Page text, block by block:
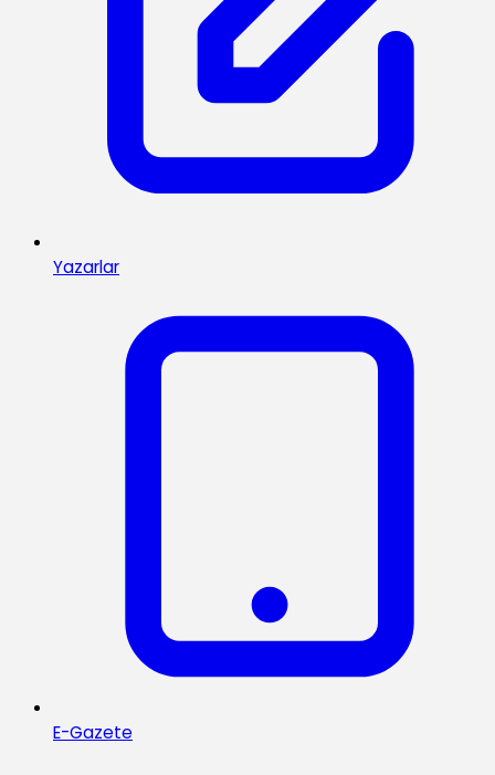
Yazarlar
E-Gazete